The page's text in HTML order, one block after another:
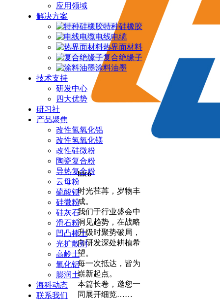
应用领域
解决方案
特种硅橡胶
电线电缆
热界面材料
复合绝缘子
涂料油墨
技术支持
研发中心
四大优势
研习社
产品聚焦
改性氢氧化铝
改性氢氧化镁
改性硅微粉
陶瓷复合粉
导热复合粉
云母粉
硫酸钡
硅微粉
硅灰石
滑石粉
凹凸棒土
光扩散剂
高岭土
氧化铝
膨润土
海科动态
联系我们
hico
时光荏苒，岁物丰
成。
我们于行业盛会中
洞见趋势，在战略
升级时聚势破局，
向研发深处耕植希
望。
每一次抵达，皆为
崭新起点。
本篇长卷，邀您一
同展开细览……